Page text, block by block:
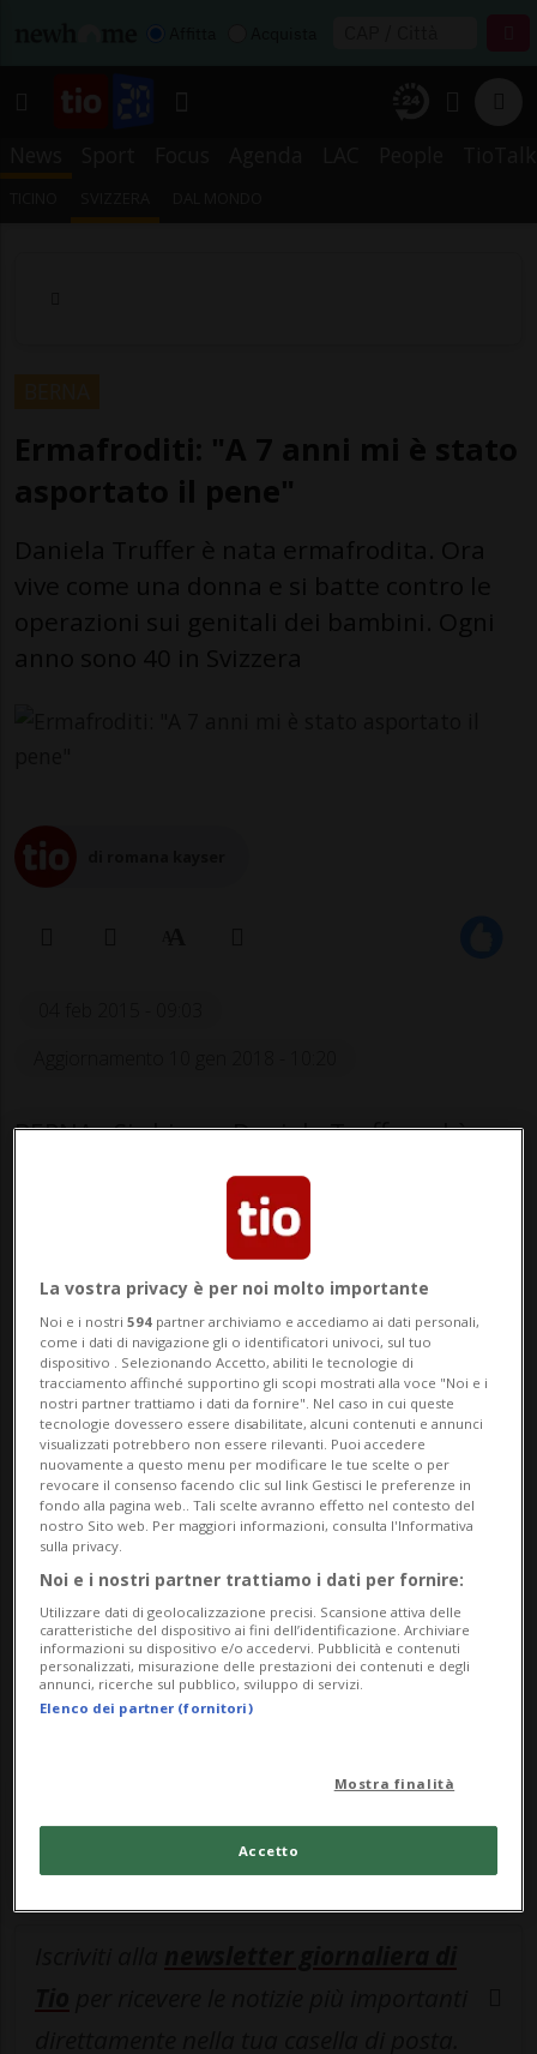
BERNA - Si chiama Daniela Truffer ed è
nata ermafrodita. Ora vive come una
donna, ma ha deciso di battersi contro le
operazioni sui genitali dei bambini. "Sono
nata con un micro-pene e i testicoli
nascosti - racconta - . I medici no...
🔐 Sblocca il nostro archivio
esclusivo!
Sottoscrivi un abbonamentoArchivioper
leggere questo articolo, oppure scegli
MyTioAboper accedere all'archivio e
navigare su sito e app senza pubblicità.
ACCEDI
canale WhatsAppdi
La vostra privacy è per noi molto importante
Noi e i nostri594 partner archiviamo e accediamo ai dati personali,
come i dati di navigazione gli o identificatori univoci, sul tuo
dispositivo . Selezionando Accetto, abiliti le tecnologie di
tracciamento affinché supportino gli scopi mostrati alla voce "Noi e i
nostri partner trattiamo i dati da fornire". Nel caso in cui queste
tecnologie dovessero essere disabilitate, alcuni contenuti e annunci
visualizzati potrebbero non essere rilevanti. Puoi accedere
nuovamente a questo menu per modificare le tue scelte o per
revocare il consenso facendo clic sul link Gestisci le preferenze in
fondo alla pagina web.. Tali scelte avranno effetto nel contesto del
nostro Sito web. Per maggiori informazioni, consulta l'Informativa
sulla privacy.
Noi e i nostri partner trattiamo i dati per fornire:
Utilizzare dati di geolocalizzazione precisi. Scansione attiva delle
caratteristiche del dispositivo ai fini dell’identificazione. Archiviare
informazioni su dispositivo e/o accedervi. Pubblicità e contenuti
personalizzati, misurazione delle prestazioni dei contenuti e degli
annunci, ricerche sul pubblico, sviluppo di servizi.
Elenco dei partner (fornitori)
Mostra finalità
Accetto